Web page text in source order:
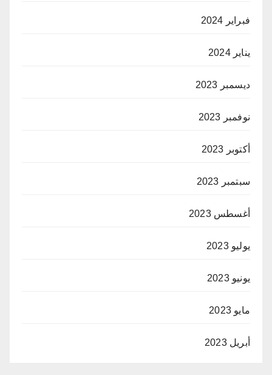
فبراير 2024
يناير 2024
ديسمبر 2023
نوفمبر 2023
أكتوبر 2023
سبتمبر 2023
أغسطس 2023
يوليو 2023
يونيو 2023
مايو 2023
أبريل 2023